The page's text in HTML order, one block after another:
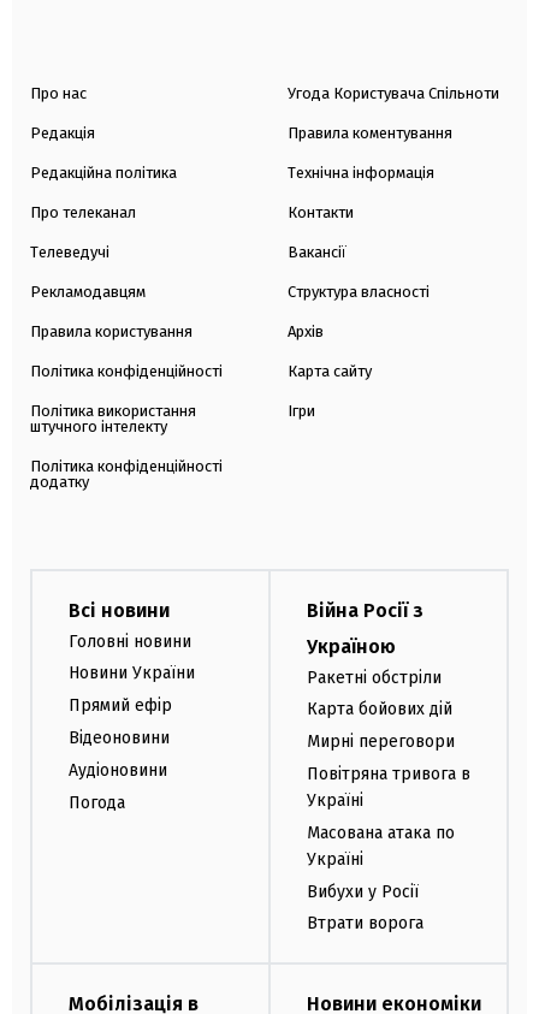
Про нас
Редакція
Редакційна політика
Про телеканал
Телеведучі
Рекламодавцям
Правила користування
Політика конфіденційності
Політика використання
штучного інтелекту
Політика конфіденційності
додатку
Угода Користувача Спільноти
Правила коментування
Технічна інформація
Контакти
Вакансії
Структура власності
Архів
Карта сайту
Ігри
Всі новини
Головні новини
Новини України
Прямий ефір
Відеоновини
Аудіоновини
Погода
Війна Росії з
Україною
Ракетні обстріли
Карта бойових дій
Мирні переговори
Повітряна тривога в
Україні
Масована атака по
Україні
Вибухи у Росії
Втрати ворога
Мобілізація в
Новини економіки